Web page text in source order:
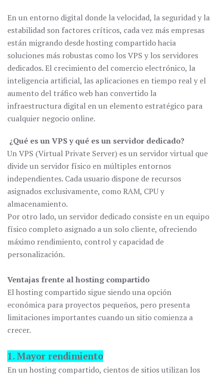
En un entorno digital donde la velocidad, la seguridad y la
estabilidad son factores críticos, cada vez más empresas
están migrando desde hosting compartido hacia
soluciones más robustas como los VPS y los servidores
dedicados. El crecimiento del comercio electrónico, la
inteligencia artificial, las aplicaciones en tiempo real y el
aumento del tráfico web han convertido la
infraestructura digital en un elemento estratégico para
cualquier negocio online.
¿Qué es un VPS y qué es un servidor dedicado?
Un VPS (Virtual Private Server) es un servidor virtual que
divide un servidor físico en múltiples entornos
independientes. Cada usuario dispone de recursos
asignados exclusivamente, como RAM, CPU y
almacenamiento.
Por otro lado, un servidor dedicado consiste en un equipo
físico completo asignado a un solo cliente, ofreciendo
máximo rendimiento, control y capacidad de
personalización.
Ventajas frente al hosting compartido
El hosting compartido sigue siendo una opción
económica para proyectos pequeños, pero presenta
limitaciones importantes cuando un sitio comienza a
crecer.
1. Mayor rendimiento
En un hosting compartido, cientos de sitios utilizan los